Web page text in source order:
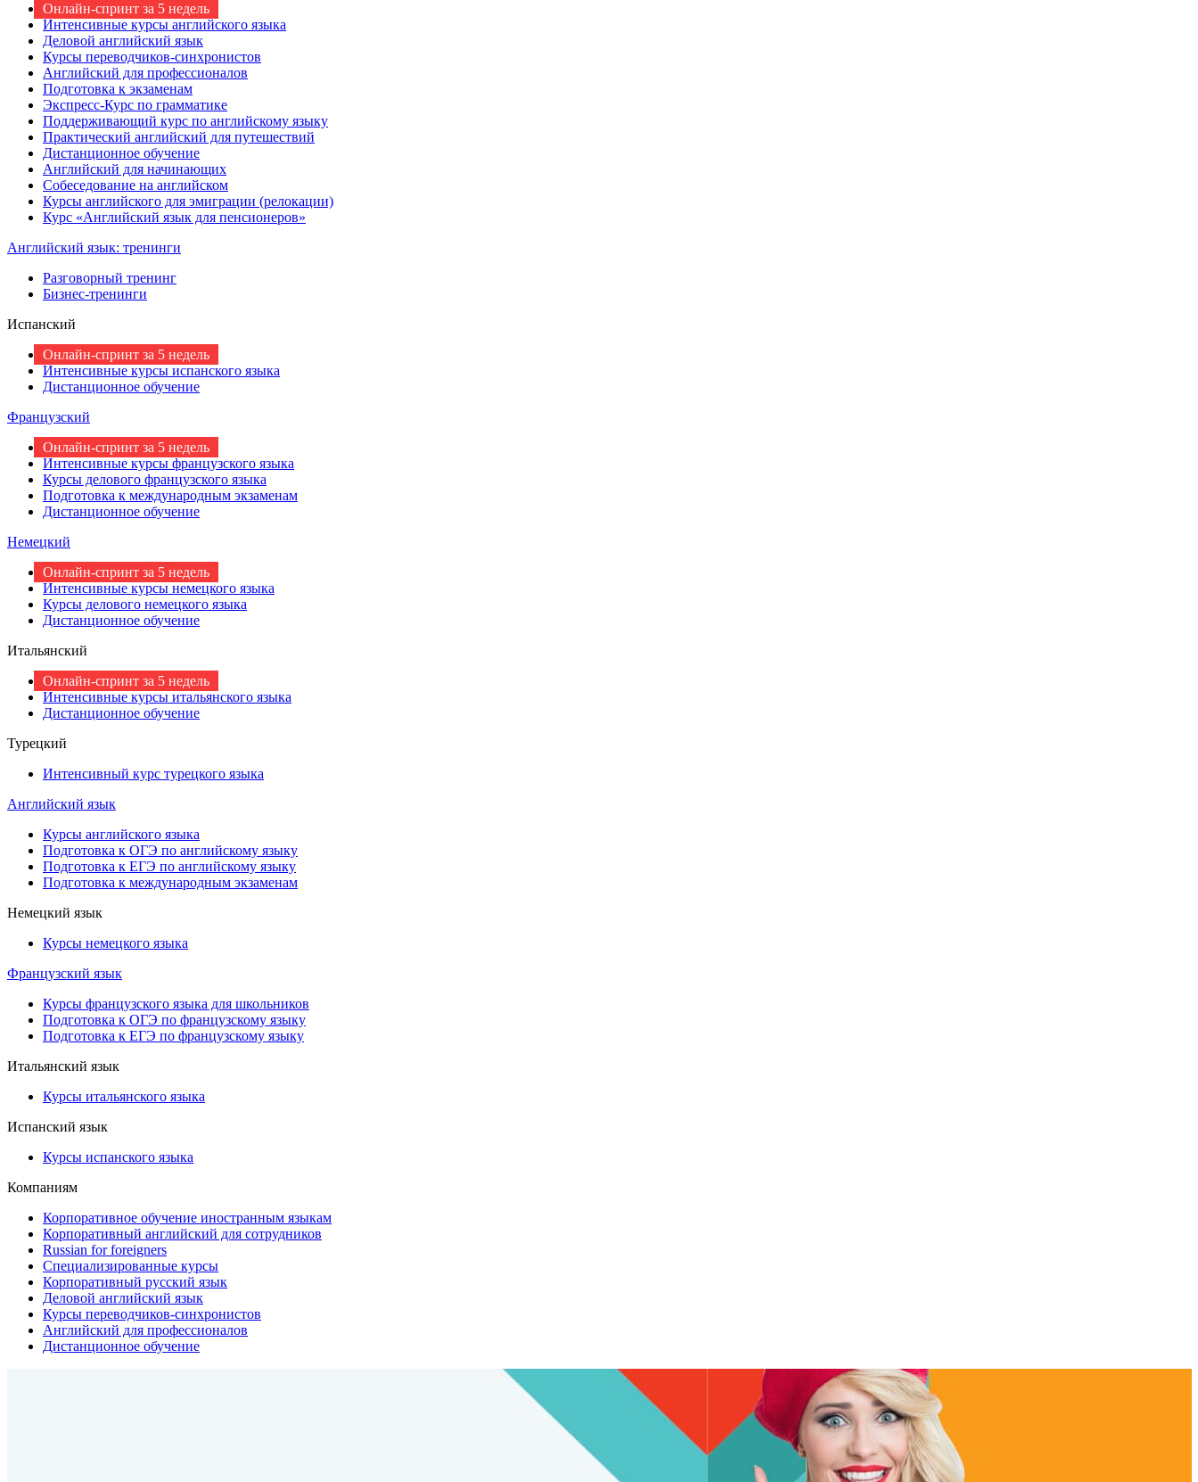
Онлайн-спринт за 5 недель
Интенсивные курсы английского языка
Деловой английский язык
Курсы переводчиков-синхронистов
Английский для профессионалов
Подготовка к экзаменам
Экспресс-Курс по грамматике
Поддерживающий курс по английскому языку
Практический английский для путешествий
Дистанционное обучение
Английский для начинающих
Собеседование на английском
Курсы английского для эмиграции (релокации)
Курс «Английский язык для пенсионеров»
Английский язык: тренинги
Разговорный тренинг
Бизнес-тренинги
Испанский
Онлайн-спринт за 5 недель
Интенсивные курсы испанского языка
Дистанционное обучение
Французский
Онлайн-спринт за 5 недель
Интенсивные курсы французского языка
Курсы делового французского языка
Подготовка к международным экзаменам
Дистанционное обучение
Немецкий
Онлайн-спринт за 5 недель
Интенсивные курсы немецкого языка
Курсы делового немецкого языка
Дистанционное обучение
Итальянский
Онлайн-спринт за 5 недель
Интенсивные курсы итальянского языка
Дистанционное обучение
Турецкий
Интенсивный курс турецкого языка
Английский язык
Курсы английского языка
Подготовка к ОГЭ по английскому языку
Подготовка к ЕГЭ по английскому языку
Подготовка к международным экзаменам
Немецкий язык
Курсы немецкого языка
Французский язык
Курсы французского языка для школьников
Подготовка к ОГЭ по французскому языку
Подготовка к ЕГЭ по французскому языку
Итальянский язык
Курсы итальянского языка
Испанский язык
Курсы испанского языка
Компаниям
Корпоративное обучение иностранным языкам
Корпоративный английский для сотрудников
Russian for foreigners
Специализированные курсы
Корпоративный русский язык
Деловой английский язык
Курсы переводчиков-синхронистов
Английский для профессионалов
Дистанционное обучение